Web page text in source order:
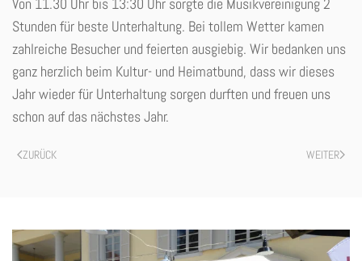
Stunden für beste Unterhaltung. Bei tollem Wetter kamen
zahlreiche Besucher und feierten ausgiebig. Wir bedanken uns
ganz herzlich beim Kultur- und Heimatbund, dass wir dieses
Jahr wieder für Unterhaltung sorgen durften und freuen uns
schon auf das nächstes Jahr.
ZURÜCK WEITER